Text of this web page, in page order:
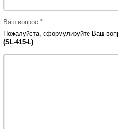
Ваш вопрос *
Пожалуйста, сформулируйте Ваш
(SL-415-L)